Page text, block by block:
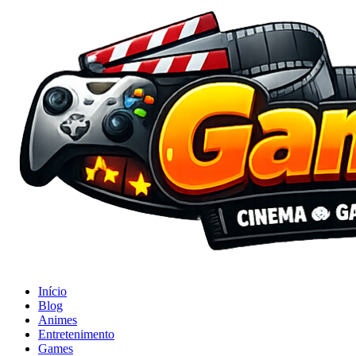
Início
Blog
Animes
Entretenimento
Games